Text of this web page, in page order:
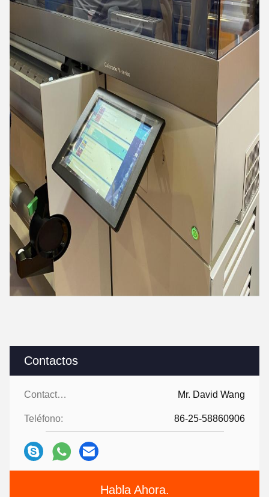
Contactos
Contactos: Mr. David Wang
Teléfono: 86-25-58860906
Habla Ahora.